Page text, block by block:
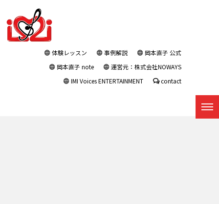
体験レッスン 事例解説
岡本直子 公式
岡本直子 note
運営元：株式会社NOWAYS
IMI Voices ENTERTAINMENT
contact